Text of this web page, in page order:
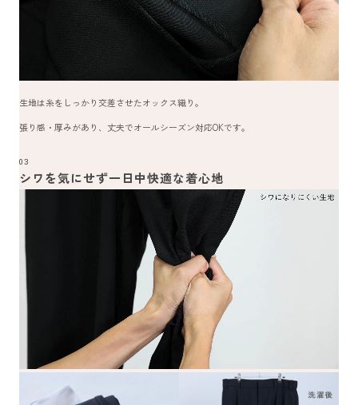
生地は糸をしっかり交差させたオックス織り。
張り感・厚みがあり、丈夫でオールシーズン対応OKです。
03
シワを気にせず一日中快適な着心地